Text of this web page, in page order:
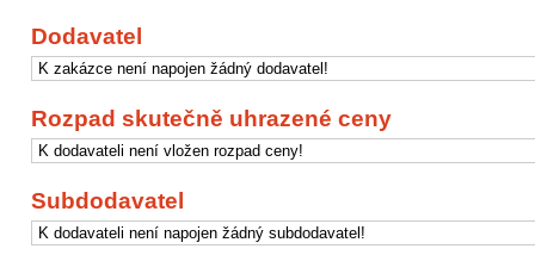
Dodavatel
K zakázce není napojen žádný dodavatel!
Rozpad skutečně uhrazené ceny
K dodavateli není vložen rozpad ceny!
Subdodavatel
K dodavateli není napojen žádný subdodavatel!